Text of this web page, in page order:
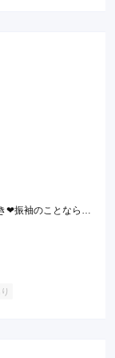
❤振袖のことなら、